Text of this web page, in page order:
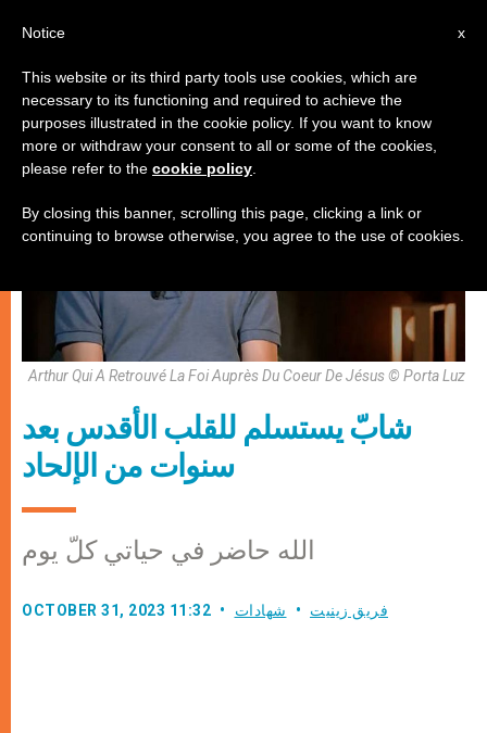
شهادات
Arthur Qui A Retrouvé La Foi Auprès Du Coeur De Jésus © Porta Luz
شابّ يستسلم للقلب الأقدس بعد
سنوات من الإلحاد
الله حاضر في حياتي كلّ يوم
OCTOBER 31, 2023 11:32 فريق زينيت شهادات
x
Notice
This website or its third party tools use cookies, which are
necessary to its functioning and required to achieve the
purposes illustrated in the cookie policy. If you want to know
more or withdraw your consent to all or some of the cookies,
please refer to the cookie policy
By closing this banner, scrolling this page, clicking a link or
continuing to browse otherwise, you agree to the use of cookies.